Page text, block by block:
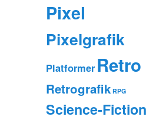
Pixel
Pixelgrafik
Platformer Retro
Retrografik RPG
Science-Fiction